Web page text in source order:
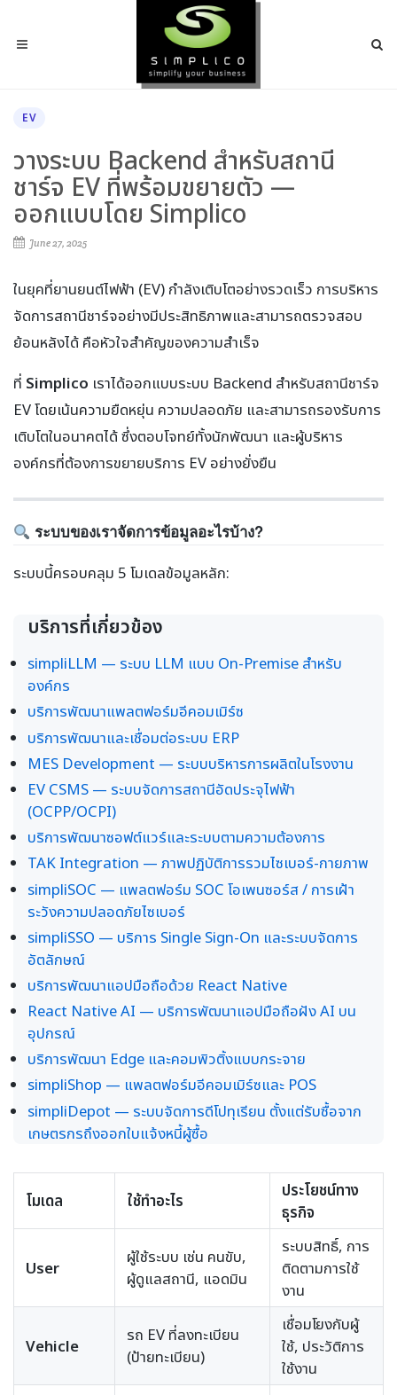
EV
วางระบบ Backend สำหรับสถานี
ชาร์จ EV ที่พร้อมขยายตัว —
ออกแบบโดย Simplico
June 27, 2025
ในยุคที่ยานยนต์ไฟฟ้า (EV) กำลังเติบโตอย่างรวดเร็ว การบริหาร
จัดการสถานีชาร์จอย่างมีประสิทธิภาพและสามารถตรวจสอบ
ย้อนหลังได้ คือหัวใจสำคัญของความสำเร็จ
ที่ Simplico เราได้ออกแบบระบบ Backend สำหรับสถานีชาร์จ
EV โดยเน้นความยืดหยุ่น ความปลอดภัย และสามารถรองรับการ
เติบโตในอนาคตได้ ซึ่งตอบโจทย์ทั้งนักพัฒนา และผู้บริหาร
องค์กรที่ต้องการขยายบริการ EV อย่างยั่งยืน
ระบบของเราจัดการข้อมูลอะไรบ้าง?
ระบบนี้ครอบคลุม 5 โมเดลข้อมูลหลัก:
บริการที่เกี่ยวข้อง
simpliLLM — ระบบ LLM แบบ On-Premise สำหรับ
องค์กร
บริการพัฒนาแพลตฟอร์มอีคอมเมิร์ซ
บริการพัฒนาและเชื่อมต่อระบบ ERP
MES Development — ระบบบริหารการผลิตในโรงงาน
EV CSMS — ระบบจัดการสถานีอัดประจุไฟฟ้า
(OCPP/OCPI)
บริการพัฒนาซอฟต์แวร์และระบบตามความต้องการ
TAK Integration — ภาพปฏิบัติการรวมไซเบอร์-กายภาพ
simpliSOC — แพลตฟอร์ม SOC โอเพนซอร์ส / การเฝ้า
ระวังความปลอดภัยไซเบอร์
simpliSSO — บริการ Single Sign-On และระบบจัดการ
อัตลักษณ์
บริการพัฒนาแอปมือถือด้วย React Native
React Native AI — บริการพัฒนาแอปมือถือฝัง AI บน
อุปกรณ์
บริการพัฒนา Edge และคอมพิวติ้งแบบกระจาย
simpliShop — แพลตฟอร์มอีคอมเมิร์ซและ POS
simpliDepot — ระบบจัดการดีโปทุเรียน ตั้งแต่รับซื้อจาก
เกษตรกรถึงออกใบแจ้งหนี้ผู้ซื้อ
โมเดล ใช้ทำอะไร
ประโยชน์ทาง
ธุรกิจ
User
ผู้ใช้ระบบ เช่น คนขับ,
ผู้ดูแลสถานี, แอดมิน
ระบบสิทธิ์, การ
ติดตามการใช้
งาน
Vehicle
รถ EV ที่ลงทะเบียน
(ป้ายทะเบียน)
เชื่อมโยงกับผู้
ใช้, ประวัติการ
ใช้งาน